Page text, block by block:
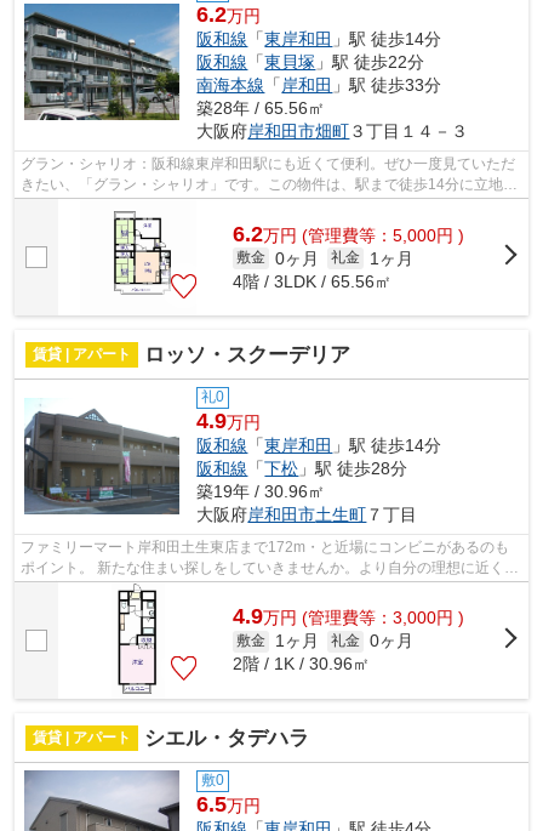
6.2万円
阪和線 「東岸和田 」駅 徒歩14分
阪和線 「東貝塚 」駅 徒歩22分
南海本線 「 岸和田 」駅 徒歩33分
築28年 / 65.56㎡
大阪府岸和田市畑町３丁目１４－３
グラン・シャリオ：阪和線東岸和田駅にも近くて便利。ぜひ一度見ていただ
きたい、「グラン・シャリオ」です。この物件は、駅まで徒歩14分に立地し
6.2万円 (管理費等：5,000円 )
敷金 0ヶ月 礼金
1ヶ月
4階 / 3LDK / 65.56㎡
賃貸 | アパート ロッソ・スクーデリア
礼0
4.9万円
阪和線 「東岸和田 」駅 徒歩14分
阪和線 「下松 」駅 徒歩28分
築19年 / 30.96㎡
大阪府岸和田市土生町 ７丁目
ファミリーマート岸和田土生東店まで172m・と近場にコンビニがあるのも
ポイント。 新たな住まい探しをしていきませんか。より自分の理想に近く、
より家族の理想にも近い物件をさがしま...
4.9万円 (管理費等：3,000円 )
敷金 1ヶ月 礼金 0ヶ月
2階 / 1K / 30.96㎡
賃貸 | アパート シエル・タデハラ
敷0
6.5万円